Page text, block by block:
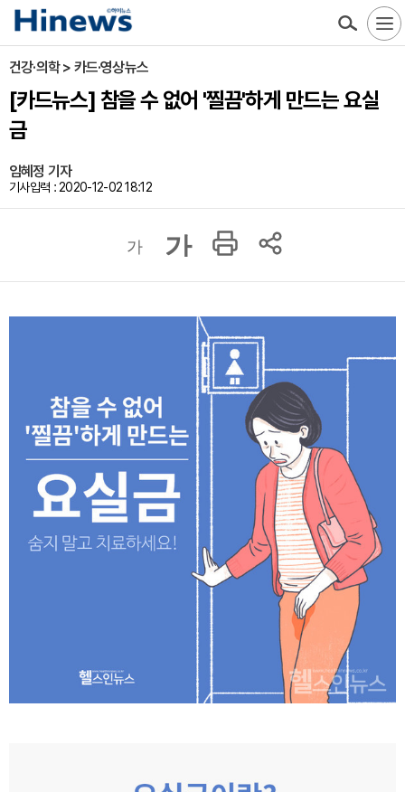
건강·의학 > 카드·영상뉴스
[카드뉴스] 참을 수 없어 '찔끔'하게 만드는 요실
금
임혜정 기자
기사입력 : 2020-12-02 18:12
가 가